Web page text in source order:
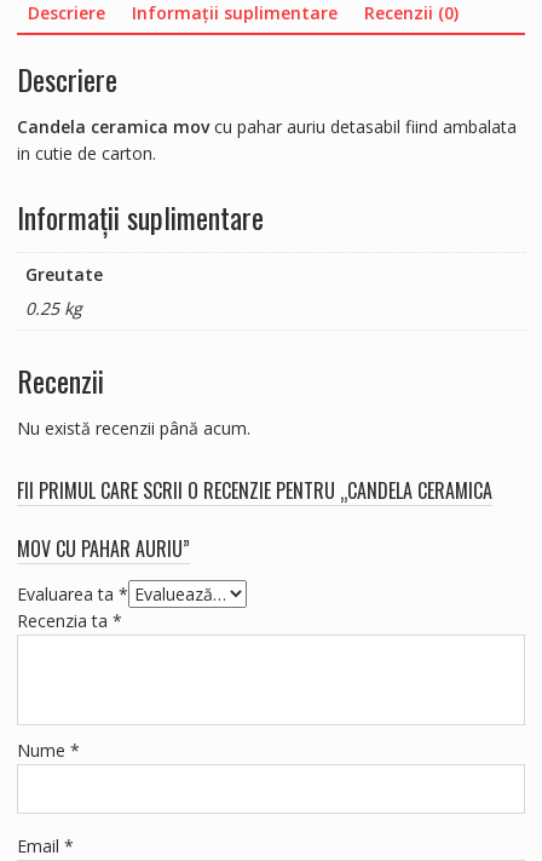
Descriere Informații suplimentare Recenzii (0)
Descriere
Candela ceramica movcu pahar auriu detasabil fiind ambalata
in cutie de carton.
Informații suplimentare
Greutate
0.25 kg
Recenzii
Nu există recenzii până acum.
FII PRIMUL CARE SCRII O RECENZIE PENTRU „CANDELA CERAMICA
MOV CU PAHAR AURIU”
Evaluarea ta *
Recenzia ta *
Nume *
Email *